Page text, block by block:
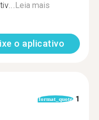
Leia mais
o aplicativo
format_quote 1